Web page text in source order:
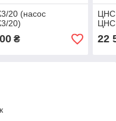
20 (насос
20)
₴ 22